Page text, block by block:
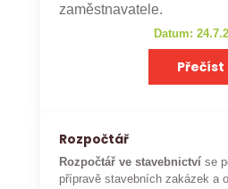
zaměstnavatele.
Datum:
Přečíst
Rozpočtář
Rozpočtář ve stavebnictví se
přípravě stavebních zakázek a